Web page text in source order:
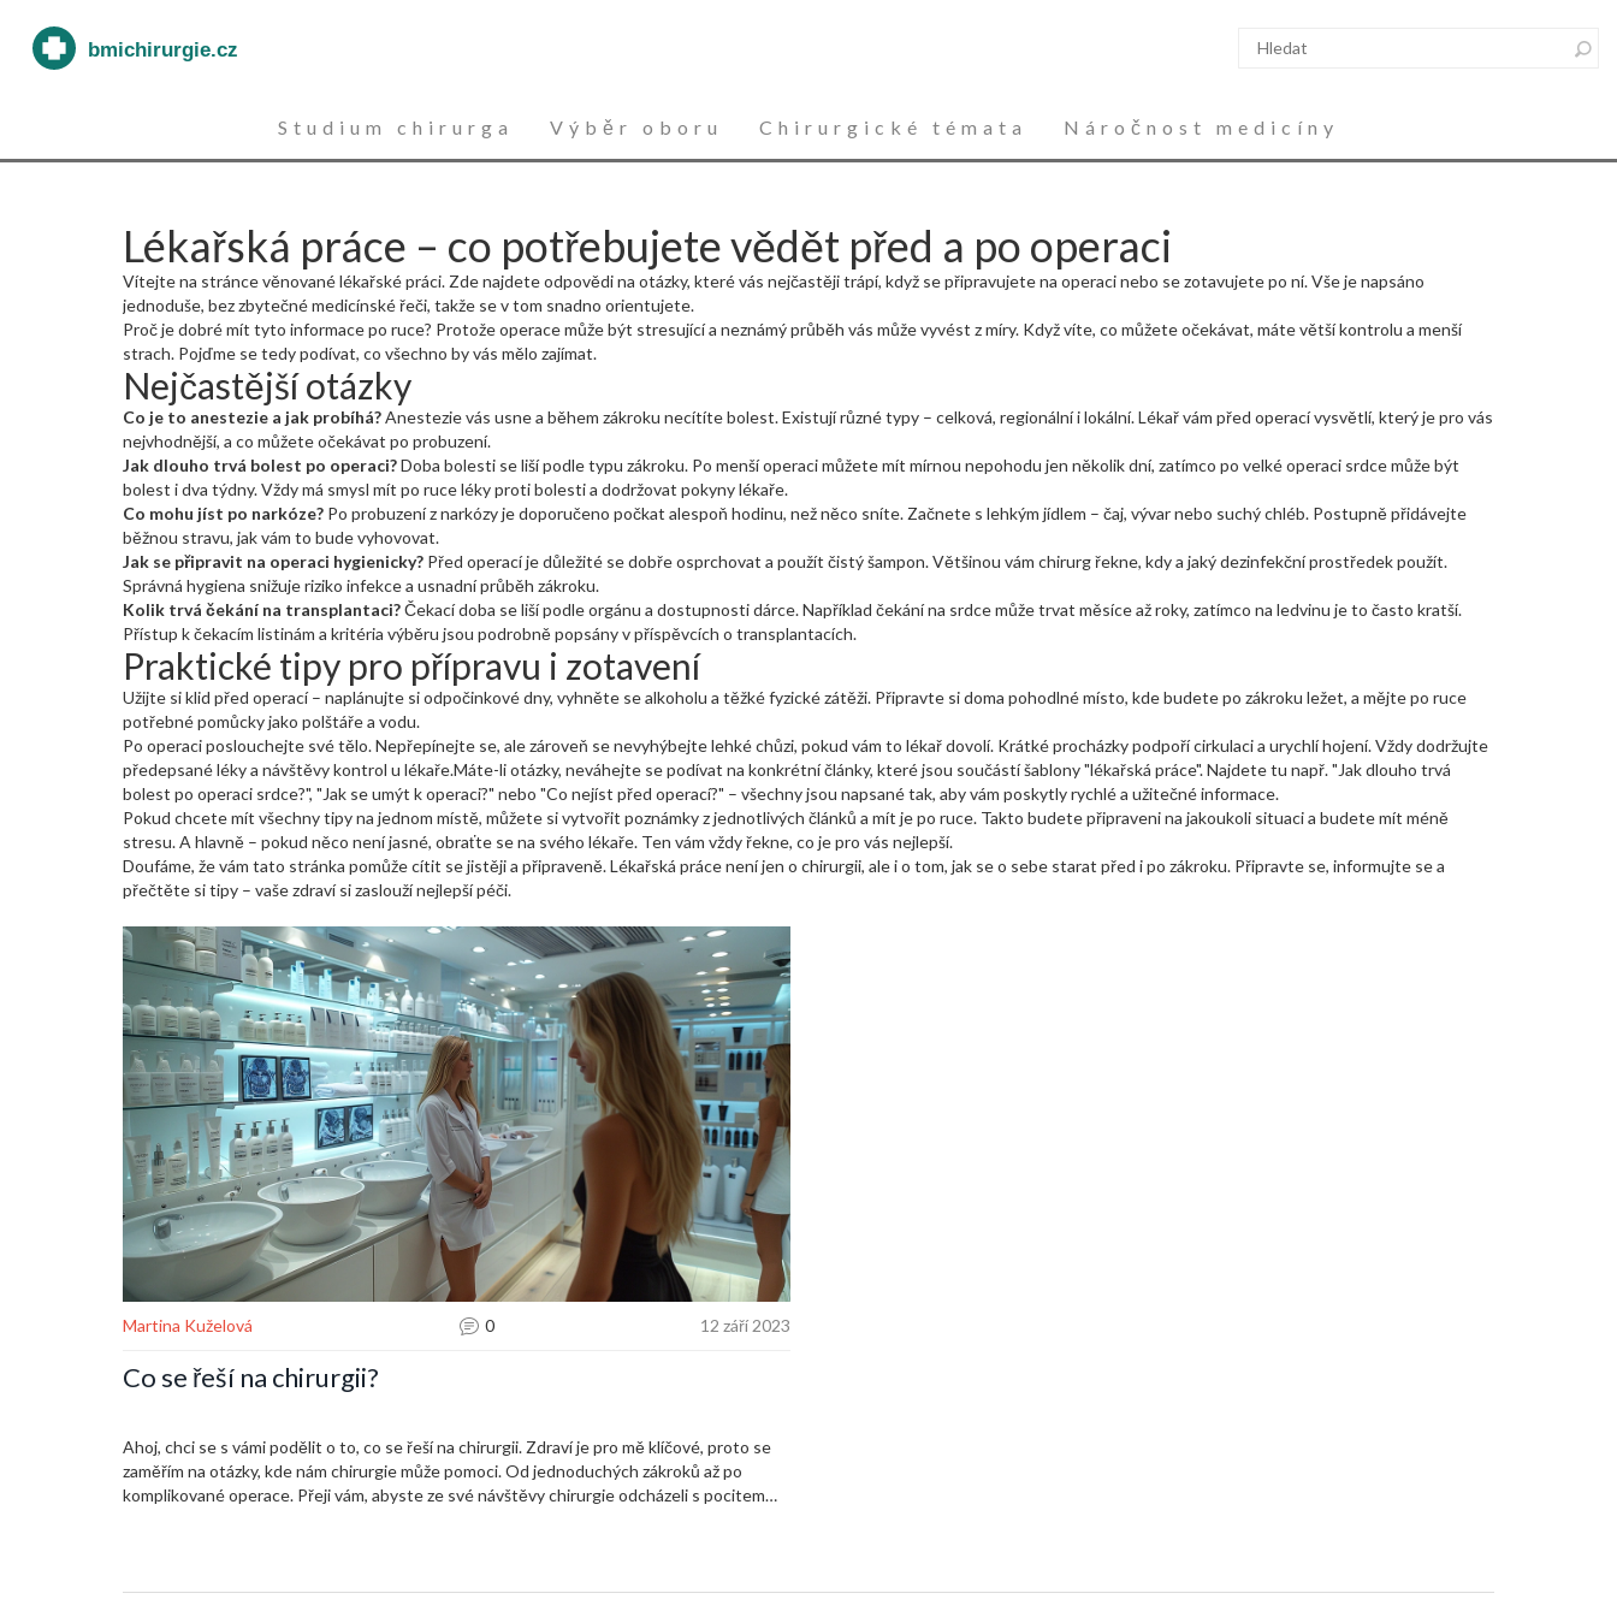
Studium chirurga Výběr oboru Chirurgické témata Náročnost medicíny
Lékařská práce – co potřebujete vědět před a po operaci
Vítejte na stránce věnované lékařské práci. Zde najdete odpovědi na otázky, které vás nejčastěji trápí, když se připravujete na operaci nebo se zotavujete po ní. Vše je napsáno
jednoduše, bez zbytečné medicínské řeči, takže se v tom snadno orientujete.
Proč je dobré mít tyto informace po ruce? Protože operace může být stresující a neznámý průběh vás může vyvést z míry. Když víte, co můžete očekávat, máte větší kontrolu a menší
strach. Pojďme se tedy podívat, co všechno by vás mělo zajímat.
Nejčastější otázky
Co je to anestezie a jak probíhá?Anestezie vás usne a během zákroku necítíte bolest. Existují různé typy – celková, regionální i lokální. Lékař vám před operací vysvětlí, který je pro vás
nejvhodnější, a co můžete očekávat po probuzení.
Jak dlouho trvá bolest po operaci?Doba bolesti se liší podle typu zákroku. Po menší operaci můžete mít mírnou nepohodu jen několik dní, zatímco po velké operaci srdce může být
bolest i dva týdny. Vždy má smysl mít po ruce léky proti bolesti a dodržovat pokyny lékaře.
Co mohu jíst po narkóze? Po probuzení z narkózy je doporučeno počkat alespoň hodinu, než něco sníte. Začnete s lehkým jídlem – čaj, vývar nebo suchý chléb. Postupně přidávejte
běžnou stravu, jak vám to bude vyhovovat.
Jak se připravit na operaci hygienicky? Před operací je důležité se dobře osprchovat a použít čistý šampon. Většinou vám chirurg řekne, kdy a jaký dezinfekční prostředek použít.
Správná hygiena snižuje riziko infekce a usnadní průběh zákroku.
Kolik trvá čekání na transplantaci?Čekací doba se liší podle orgánu a dostupnosti dárce. Například čekání na srdce může trvat měsíce až roky, zatímco na ledvinu je to často kratší.
Přístup k čekacím listinám a kritéria výběru jsou podrobně popsány v příspěvcích o transplantacích.
Praktické tipy pro přípravu i zotavení
Užijte si klid před operací – naplánujte si odpočinkové dny, vyhněte se alkoholu a těžké fyzické zátěži. Připravte si doma pohodlné místo, kde budete po zákroku ležet, a mějte po ruce
potřebné pomůcky jako polštáře a vodu.
Po operaci poslouchejte své tělo. Nepřepínejte se, ale zároveň se nevyhýbejte lehké chůzi, pokud vám to lékař dovolí. Krátké procházky podpoří cirkulaci a urychlí hojení. Vždy dodržujte
předepsané léky a návštěvy kontrol u lékaře.Máte-li otázky, neváhejte se podívat na konkrétní články, které jsou součástí šablony "lékařská práce". Najdete tu např. "Jak dlouho trvá
bolest po operaci srdce?", "Jak se umýt k operaci?" nebo "Co nejíst před operací?" – všechny jsou napsané tak, aby vám poskytly rychlé a užitečné informace.
Pokud chcete mít všechny tipy na jednom místě, můžete si vytvořit poznámky z jednotlivých článků a mít je po ruce. Takto budete připraveni na jakoukoli situaci a budete mít méně
stresu. A hlavně – pokud něco není jasné, obraťte se na svého lékaře. Ten vám vždy řekne, co je pro vás nejlepší.
Doufáme, že vám tato stránka pomůže cítit se jistěji a připraveně. Lékařská práce není jen o chirurgii, ale i o tom, jak se o sebe starat před i po zákroku. Připravte se, informujte se a
přečtěte si tipy – vaše zdraví si zaslouží nejlepší péči.
Martina Kuželová 0 12 září 2023
Co se řeší na chirurgii?
Ahoj, chci se s vámi podělit o to, co se řeší na chirurgii. Zdraví je pro mě klíčové, proto se
zaměřím na otázky, kde nám chirurgie může pomoci. Od jednoduchých zákroků až po
komplikované operace. Přeji vám, abyste ze své návštěvy chirurgie odcházeli s pocitem